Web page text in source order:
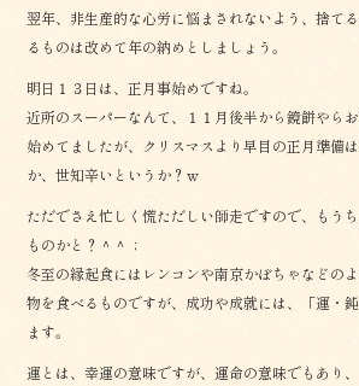
翌年、非生産的な心労に悩まされないよう、捨て
るものは改めて年の納めとしましょう。
明日１３日は、正月事始めですね。
近所のスーパーなんて、１１月後半から鏡餅やら
始めてましたが、クリスマスより早目の正月準備
か、世知辛いというか？ｗ
ただでさえ忙しく慌ただしい師走ですので、もう
ものかと？＾＾；
冬至の縁起食にはレンコンや南京かぼちゃなどの
物を食べるものですが、成功や成就には、「運・
ます。
運とは、幸運の意味ですが、運命の意味でもあり